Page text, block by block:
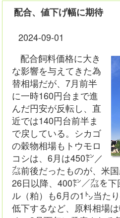
配合、値下げ幅に期待
2024-09-01
配合飼料価格に大き
な影響を与えてきた為
替相場だが、7月前半
に一時160円台まで進
んだ円安が反転し、直
近では140円台前半ま
で戻している。シカゴ
の穀物相場もトウモロ
コシは、6月は450㌣／
㌴前後だったものが、米
26日以降、400㌣／㌴を
ル（粕）も6月の1㌧当た
低下するなど、原料相場